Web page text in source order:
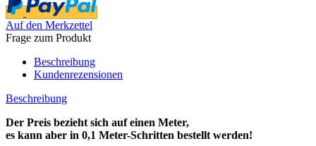
Auf den Merkzettel
Frage zum Produkt
Beschreibung
Kundenrezensionen
Beschreibung
Der Preis bezieht sich auf einen Meter,
es kann aber in 0,1 Meter-Schritten bestellt werden!